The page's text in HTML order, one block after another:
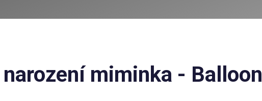
narození miminka - Balloon